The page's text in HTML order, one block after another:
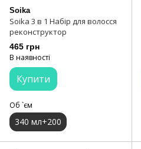
Soika
Soika 3 в 1 Набір для волосся
реконструктор
465 грн
В наявності
Купити
Об `єм
340 мл+200